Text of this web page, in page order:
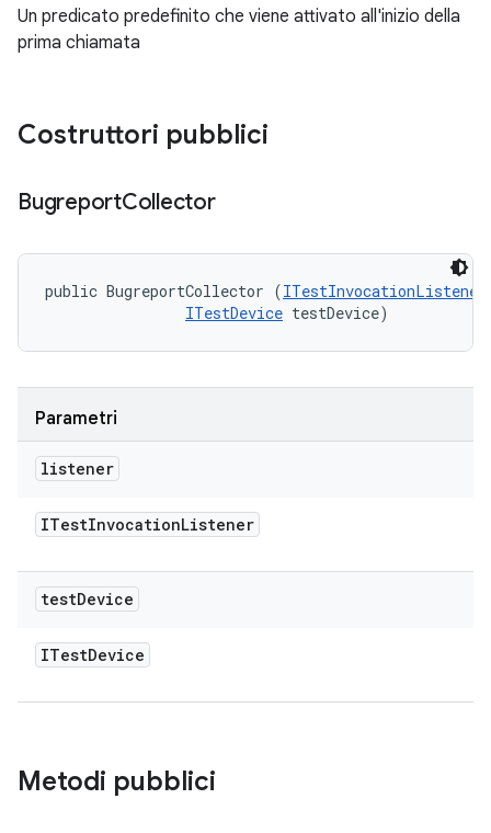
Un predicato predefinito che viene attivato all'inizio della
prima chiamata
Costruttori pubblici
BugreportCollector
public BugreportCollector (ITestInvocationListener
ITestDevice testDevice)
Parametri
listener
ITestInvocationListener
testDevice
ITestDevice
Metodi pubblici